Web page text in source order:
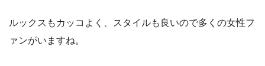
ルックスもカッコよく、スタイルも良いので多くの女性フ
ァンがいますね。